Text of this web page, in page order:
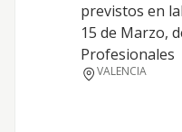
previstos en
15 de Marzo,
Profesionales
VALENCIA